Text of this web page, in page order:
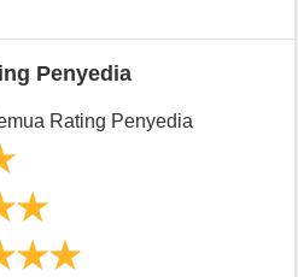
Penyedia
Rating Penyedia